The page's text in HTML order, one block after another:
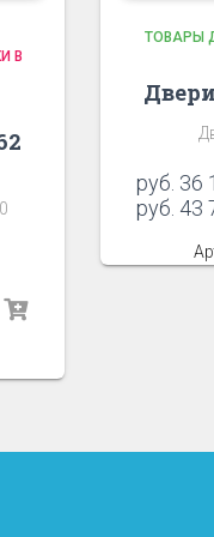
В
ТОВАРЫ
руб. 36
руб. 43